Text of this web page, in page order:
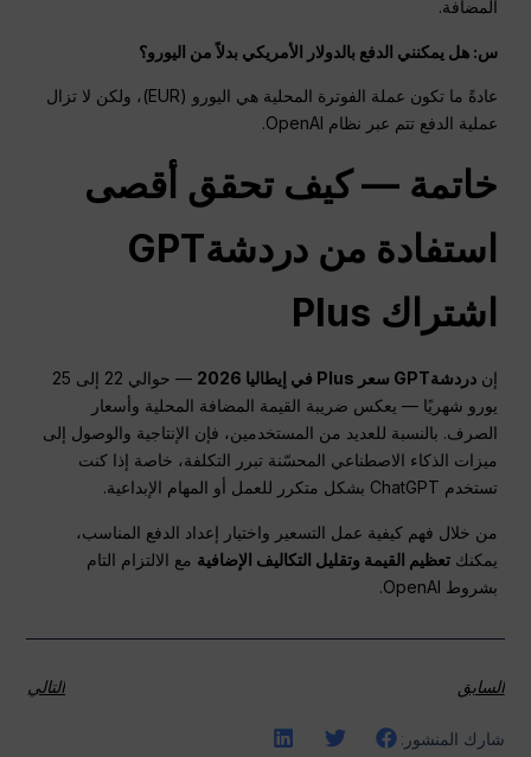
المضافة.
س: هل يمكنني الدفع بالدولار الأمريكي بدلاً من اليورو؟
عادةً ما تكون عملة الفوترة المحلية هي اليورو (EUR)، ولكن لا تزال
عملية الدفع تتم عبر نظام OpenAI.
خاتمة — كيف تحقق أقصى
استفادة مندردشةGPT
اشتراك Plus
إندردشةGPT سعر Plus في إيطاليا 2026
— حوالي 22 إلى 25
يورو شهريًا — يعكس ضريبة القيمة المضافة المحلية وأسعار
الصرف. بالنسبة للعديد من المستخدمين، فإن الإنتاجية والوصول إلى
ميزات الذكاء الاصطناعي المحسّنة تبرر التكلفة، خاصة إذا كنت
تستخدم ChatGPT بشكل متكرر للعمل أو المهام الإبداعية.
من خلال فهم كيفية عمل التسعير واختيار إعداد الدفع المناسب،
يمكنكتعظيم القيمة وتقليل التكاليف الإضافية مع الالتزام التام
بشروط OpenAI.
السابق التالي
شارك المنشور: